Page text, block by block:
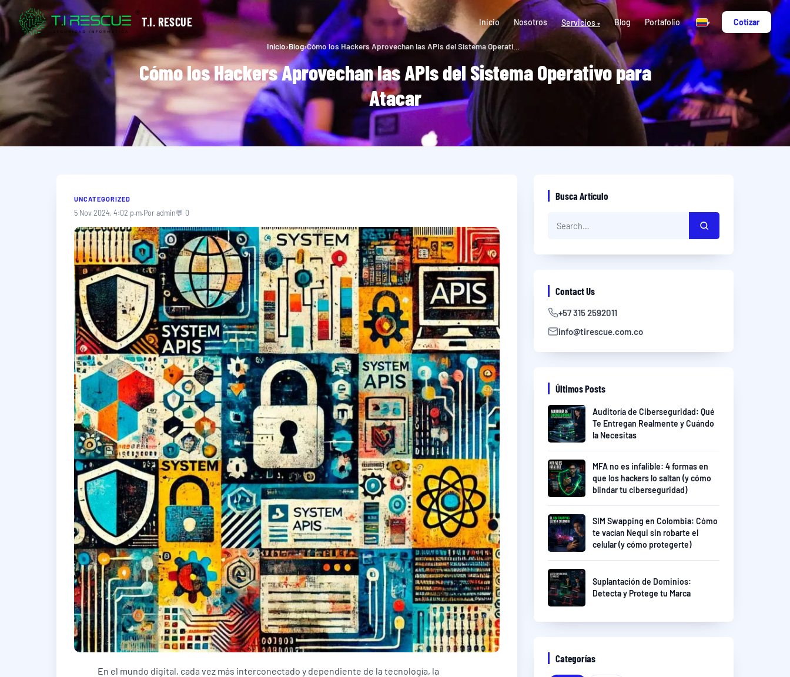
T.I. RESCUE Inicio Nosotros Servicios ▾ Blog Portafolio ▾ Cotizar
Inicio›Blog›
Cómo los Hackers Aprovechan las APIs del Sistema Operativo para
Atacar
UNCATEGORIZED
5 Nov 2024, 4:02 p.m.Por admin💬 0
En el mundo digital, cada vez más interconectado y dependiente de la tecnología, la
Busca Artículo
Contact Us
+57 315 2592011
info@tirescue.com.co
Últimos Posts
Auditoría de Ciberseguridad: Qué
Te Entregan Realmente y Cuándo
la Necesitas
MFA no es infalible: 4 formas en
que los hackers lo saltan (y cómo
blindar tu ciberseguridad)
SIM Swapping en Colombia: Cómo
te vacían Nequi sin robarte el
celular (y cómo protegerte)
Suplantación de Dominios:
Detecta y Protege tu Marca
Categorías